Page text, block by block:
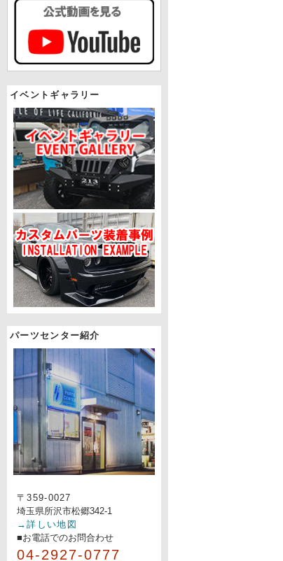
イベントギャラリー
パーツセンター紹介
〒359-0027
埼玉県所沢市松郷342-1
→詳しい地図
■お電話でのお問合わせ
04-2927-0777